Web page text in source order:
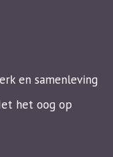
en samenleving
het oog op